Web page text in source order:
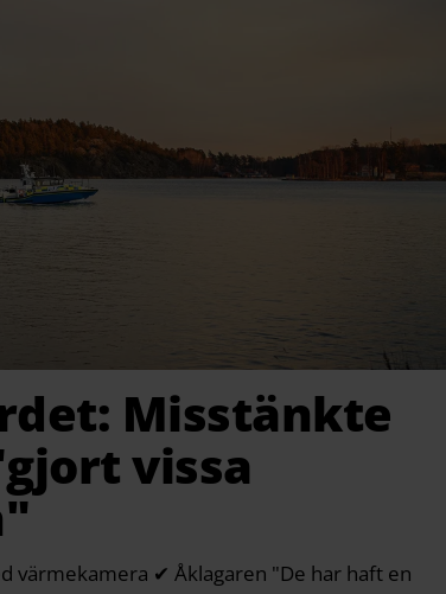
Misstänkte
vissa
värmekamera ✔ Åklagaren "De har haft en